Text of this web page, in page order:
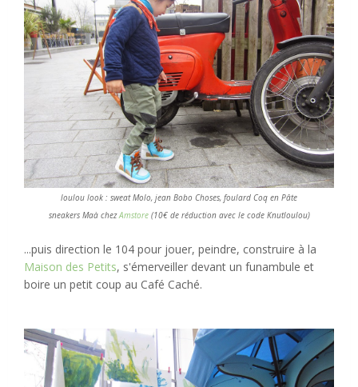
loulou look : sweat Molo, jean Bobo Choses, foulard Coq en Pâte
sneakers Maà chezAmstore(10€ de réduction avec le code Knutloulou)
...puis direction le 104 pour jouer, peindre, construire à la
Maison des Petits, s'émerveiller devant un funambule et
boire un petit coup au Café Caché.